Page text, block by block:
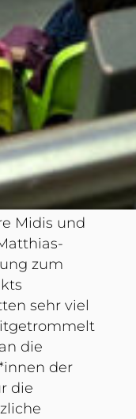
Midis und
zum
sehr viel
die
der
die